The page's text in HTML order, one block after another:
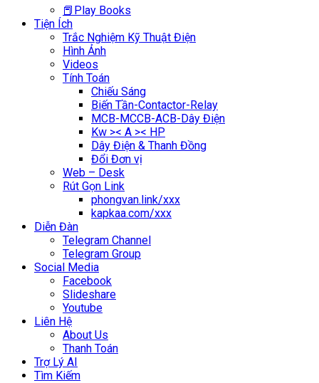
📕Play Books
Tiện Ích
Trắc Nghiệm Kỹ Thuật Điện
Hình Ảnh
Videos
Tính Toán
Chiếu Sáng
Biến Tần-Contactor-Relay
MCB-MCCB-ACB-Dây Điện
Kw >< A >< HP
Dây Điện & Thanh Đồng
Đổi Đơn vị
Web – Desk
Rút Gọn Link
phongvan.link/xxx
kapkaa.com/xxx
Diễn Đàn
Telegram Channel
Telegram Group
Social Media
Facebook
Slideshare
Youtube
Liên Hệ
About Us
Thanh Toán
Trợ Lý AI
Tìm Kiếm